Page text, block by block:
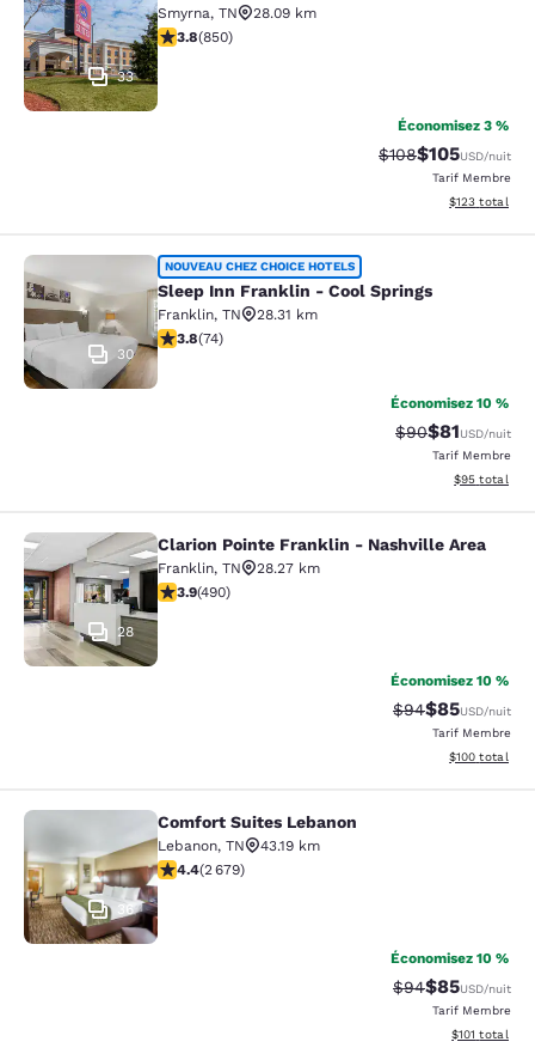
33
Smyrna, TN
28.09 km
3.83 étoiles. Bien. 850 commentaires
3.8(850)
Économisez 3 %
Tarif barré :
$108Tarif réduit :
$105USD/nuit
Tarif Membre
Afficher les
$123 total
Sleep Inn Franklin - Cool Springs
30
NOUVEAU CHEZ CHOICE HOTELS
Sleep Inn Franklin - Cool Springs
Franklin, TN
28.31 km
3.82 étoiles. Bien. 74 commentaires
3.8(74)
Économisez 10 %
Tarif barré :
$90Tarif réduit :
$81USD/nuit
Tarif Membre
Afficher les
$95 total
Clarion Pointe Franklin - Nashville
28
Clarion Pointe Franklin - Nashville Area
Franklin, TN
28.27 km
3.91 étoiles. Bien. 490 commentaires
3.9(490)
Économisez 10 %
Tarif barré :
$94Tarif réduit :
$85USD/nuit
Tarif Membre
Afficher les
$100 total
Comfort Suites Lebanon
36
Comfort Suites Lebanon
Lebanon, TN
43.19 km
4.41 étoiles. Excellent. 2679 commentaires
4.4(2 679)
Économisez 10 %
Tarif barré :
$94Tarif réduit :
$85USD/nuit
Tarif Membre
Afficher les
$101 total